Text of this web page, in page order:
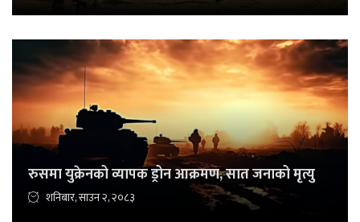
रुसमा युक्रेनको व्यापक ड्रोन आक्रमण, सात जनाको मृत्यु
शनिबार, साउन २, २०८३